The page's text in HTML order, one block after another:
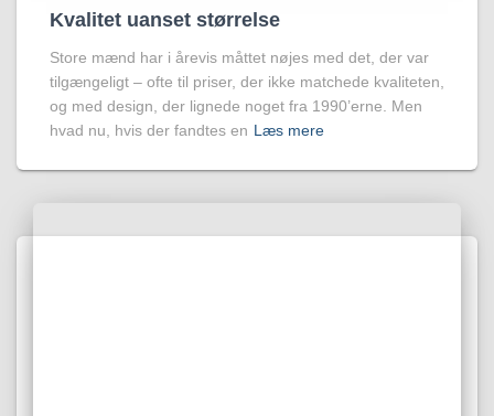
Kvalitet uanset størrelse
Store mænd har i årevis måttet nøjes med det, der var
tilgængeligt – ofte til priser, der ikke matchede kvaliteten,
og med design, der lignede noget fra 1990’erne. Men
hvad nu, hvis der fandtes en Læs mere